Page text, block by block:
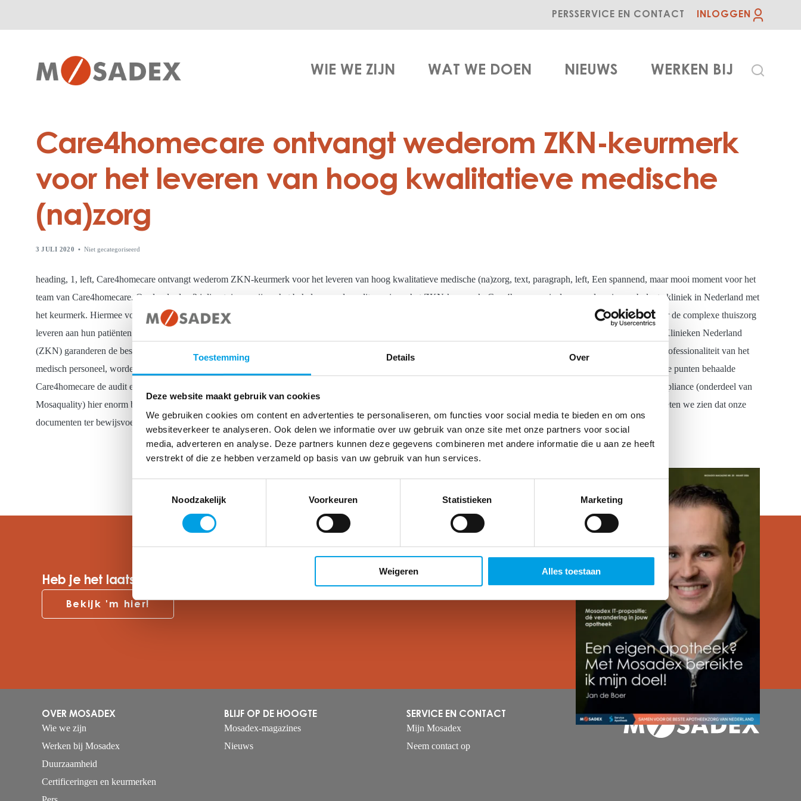
Toestemming Details Over
Deze website maakt gebruik van cookies
We gebruiken cookies om content en advertenties te personaliseren, om functies voor social media te bieden en om ons
websiteverkeer te analyseren. Ook delen we informatie over uw gebruik van onze site met onze partners voor social
media, adverteren en analyse. Deze partners kunnen deze gegevens combineren met andere informatie die u aan ze heeft
verstrekt of die ze hebben verzameld op basis van uw gebruik van hun services.
Noodzakelijk
Voorkeuren Statistieken Marketing
Weigeren Alles toestaan
PERSSERVICE EN CONTACT INLOGGEN
WIE WE ZIJN WAT WE DOEN NIEUWS WERKEN BIJ
Care4homecare ontvangt wederom ZKN-keurmerk
voor het leveren van hoog kwalitatieve medische
(na)zorg
3 JULI 2020 Niet gecategoriseerd
heading, 1, left, Care4homecare ontvangt wederom ZKN-keurmerk voor het leveren van hoog kwalitatieve medische (na)zorg, text, paragraph, left, Een spannend, maar mooi moment voor het
team van Care4homecare. Op donderdag 2 juli ontvingen zij, na het behalen van de audit, opnieuw het ZKN-keurmerk. Care4homecare is daarmee de enige ambulante kliniek in Nederland met
het keurmerk. Hiermee voldoet het team en de organisatie aan zeer strenge kwaliteitseisen. Met het behalen van het certificaat kan Care4homecare ook komend jaar weer de complexe thuiszorg
leveren aan hun patiënten., text, heading, 2, left, Op niveau zijn én blijven, text, bold, paragraph, left, Klinieken met een keurmerk van brancheorganisatie Zelfstandige Klinieken Nederland
(ZKN) garanderen de beste medische (na)zorg. Jaarlijks toetsen de onafhankelijke certificeringsinstanties Kiwa en LRQA (Lloyds) de klinieken. Naast de kwaliteit en professionaliteit van het
medisch personeel, worden ook de behandeling, intake, veiligheid van apparatuur, infectiepreventie, wachttijden, nazorg en klanttevredenheid getoetst. Met veel positieve punten behaalde
Care4homecare de audit en daarmee laten zij zien op niveau te zijn én te blijven., text, paragraph, left, Volgens directeur Myriam van Haften heeft het gebruik van I-compliance (onderdeel van
Mosaquality) hier enorm bij geholpen. “Door gebruik van I-compliance hebben we structureel kunnen aantonen dat we conform zijn aan de wet- en regelgeving. Ook lieten we zien dat onze
documenten ter bewijsvoering altijd up-to-date zijn. Dat kon rekenen op een mooi compliment van de auditor”, aldus Van Haften., text, hardBreak
Heb je het laatste Mosadex-magazine al gelezen?
Bekijk 'm hier!
OVER MOSADEX
Wie we zijn
Werken bij Mosadex
Duurzaamheid
Certificeringen en keurmerken
BLIJF OP DE HOOGTE
Mosadex-magazines
Nieuws
SERVICE EN CONTACT
Mijn Mosadex
Neem contact op